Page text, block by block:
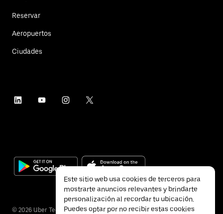
Reservar
Aeropuertos
Ciudades
© 2026 Uber Technologies Inc.
Este sitio web usa cookies de terceros para
mostrarte anuncios relevantes y brindarte
personalización al recordar tu ubicación.
Puedes optar por no recibir estas cookies